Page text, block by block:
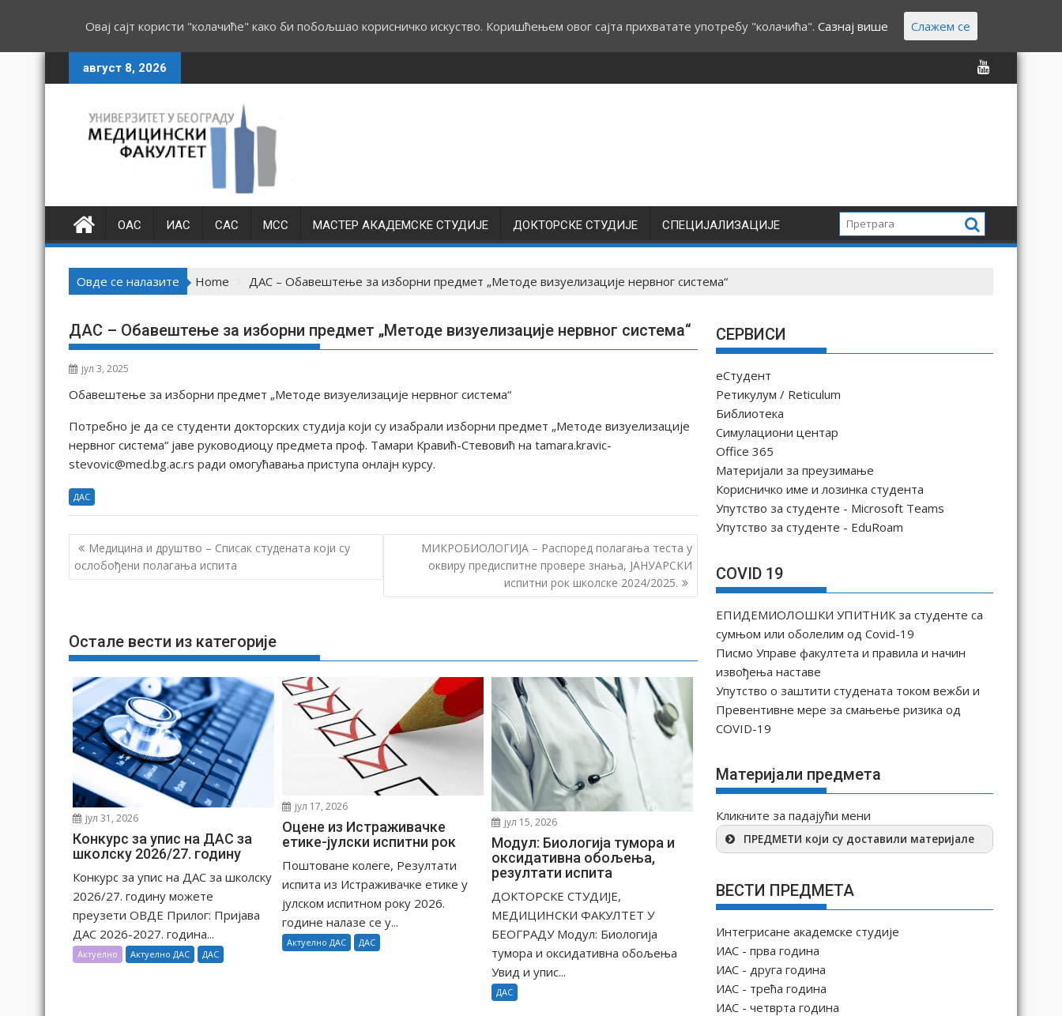
k
e
август 8, 2026
ОАС ИАС САС МСС МАСТЕР АКАДЕМСКЕ СТУДИЈЕ ДОКТОРСКЕ СТУДИЈЕ СПЕЦИЈАЛИЗАЦИЈЕ
Овде се налазите Home ДАС – Обавештење за изборни предмет „Методе визуелизације нервног система“
ДАС – Обавештење за изборни предмет „Методе визуелизације нервног система“
јул 3, 2025
Обавештење за изборни предмет „Методе визуелизације нервног система“
Потребно је да се студенти докторских студија који су изабрали изборни предмет „Методе визуелизације
нервног система“ јаве руководиоцу предмета проф. Тамари Кравић-Стевовић на tamara.kravic-
stevovic@med.bg.ac.rs ради омогућавања приступа онлајн курсу.
ДАС
К
р
а
њ
ч
л
а
н
а
Медицина и друштво – Списак студената који су
ослобођени полагања испита
МИКРОБИОЛОГИЈА – Распоред полагања теста у
оквиру предиспитне провере знања, ЈАНУАРСКИ
испитни рок школске 2024/2025.
Остале вести из категорије
јул 31, 2026
Конкурс за упис на ДАС за
школску 2026/27. годину
Конкурс за упис на ДАС за школску
2026/27. годину можете
преузети ОВДЕ Прилог: Пријава
ДАС 2026-2027. година...
Актуелно Актуелно ДАС ДАС
јул 17, 2026
Оцене из Истраживачке
етике-јулски испитни рок
Поштоване колеге, Резултати
испита из Истраживачке етике у
јулском испитном року 2026.
године налазе се у...
Актуелно ДАС ДАС
јул 15, 2026
Модул: Биологија тумора и
оксидативна обољења,
резултати испитa
ДОКТОРСКЕ СТУДИЈЕ,
МЕДИЦИНСКИ ФАКУЛТЕТ У
БЕОГРАДУ Модул: Биологија
тумора и оксидативна обољења
Увид и упис...
ДАС
СЕРВИСИ
еСтудент
Ретикулум / Reticulum
Библиотека
Симулациони центар
Office 365
Материјали за преузимање
Корисничко име и лозинка студента
Упутство за студенте - Microsoft Teams
Упутство за студенте - EduRoam
COVID 19
ЕПИДЕМИОЛОШКИ УПИТНИК за студенте са
сумњом или оболелим од Covid-19
Писмо Управе факултета и правила и начин
извођења наставе
Упутство о заштити студената током вежби и
Превентивне мере за смањење ризика од
COVID-19
Материјали предмета
Кликните за падајући мени
ПРЕДМЕТИ који су доставили материјале
ВЕСТИ ПРЕДМЕТА
Интегрисане академске студије
ИАС - прва година
ИАС - друга година
ИАС - трећа година
ИАС - четврта година
Овај сајт користи "колачиће" како би побољшао корисничко искуство. Коришћењем овог сајта прихватате употребу "колачића". Сазнај више Слажем се